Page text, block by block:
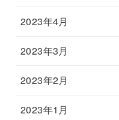
2023年4月
2023年3月
2023年2月
2023年1月